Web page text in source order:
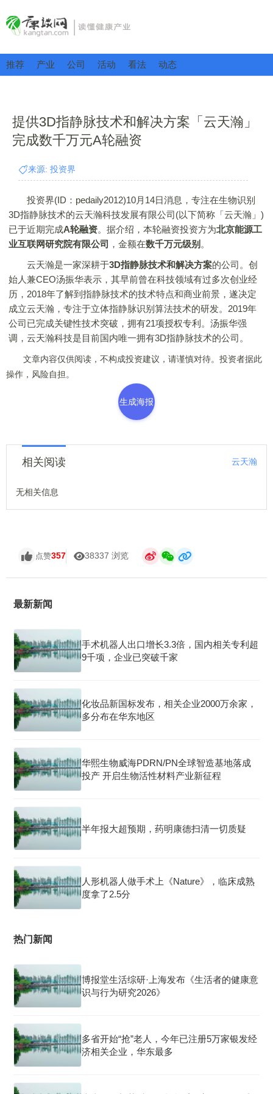
推荐 产业 公司 活动 看法 动态
提供3D指静脉技术和解决方案「云天瀚」
完成数千万元A轮融资
来源: 投资界
投资界(ID：pedaily2012)10月14日消息，专注在生物识别
3D指静脉技术的云天瀚科技发展有限公司(以下简称「云天瀚」)
已于近期完成A轮融资。据介绍，本轮融资投资方为北京能源工
业互联网研究院有限公司 ，金额在数千万元级别 。
云天瀚是一家深耕于3D指静脉技术和解决方案的公司。创
始人兼CEO汤振华表示，其早前曾在科技领域有过多次创业经
历，2018年了解到指静脉技术的技术特点和商业前景，遂决定
成立云天瀚，专注于立体指静脉识别算法技术的研发。2019年
公司已完成关键性技术突破，拥有21项授权专利。汤振华强
调，云天瀚科技是目前国内唯一拥有3D指静脉技术的公司。
文章内容仅供阅读，不构成投资建议，请谨慎对待。投资者据此
操作，风险自担。
生成海报
相关阅读 云天瀚
无相关信息
点赞357 38337 浏览
最新新闻
手术机器人出口增长3.3倍，国内相关专利超
9千项，企业已突破千家
化妆品新国标发布，相关企业2000万余家，
多分布在华东地区
华熙生物威海PDRN/PN全球智造基地落成
投产 开启生物活性材料产业新征程
半年报大超预期，药明康德扫清一切质疑
人形机器人做手术上《Nature》，临床成熟
度拿了2.5分
热门新闻
博报堂生活综研·上海发布《生活者的健康意
识与行为研究2026》
多省开始“抢”老人，今年已注册5万家银发经
济相关企业，华东最多